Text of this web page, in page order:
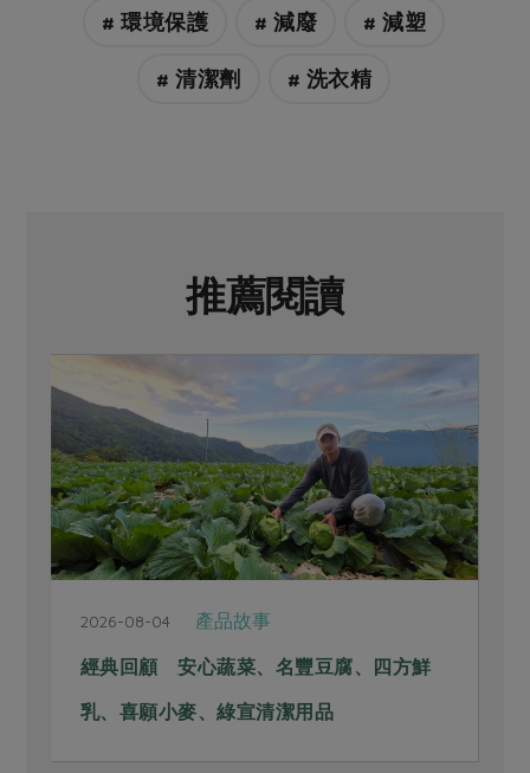
# 環境保護 # 減廢 # 減塑
# 清潔劑 # 洗衣精
推薦閱讀
2026-08-04 產品故事
經典回顧 安心蔬菜、名豐豆腐、四方鮮
乳、喜願小麥、綠宣清潔用品